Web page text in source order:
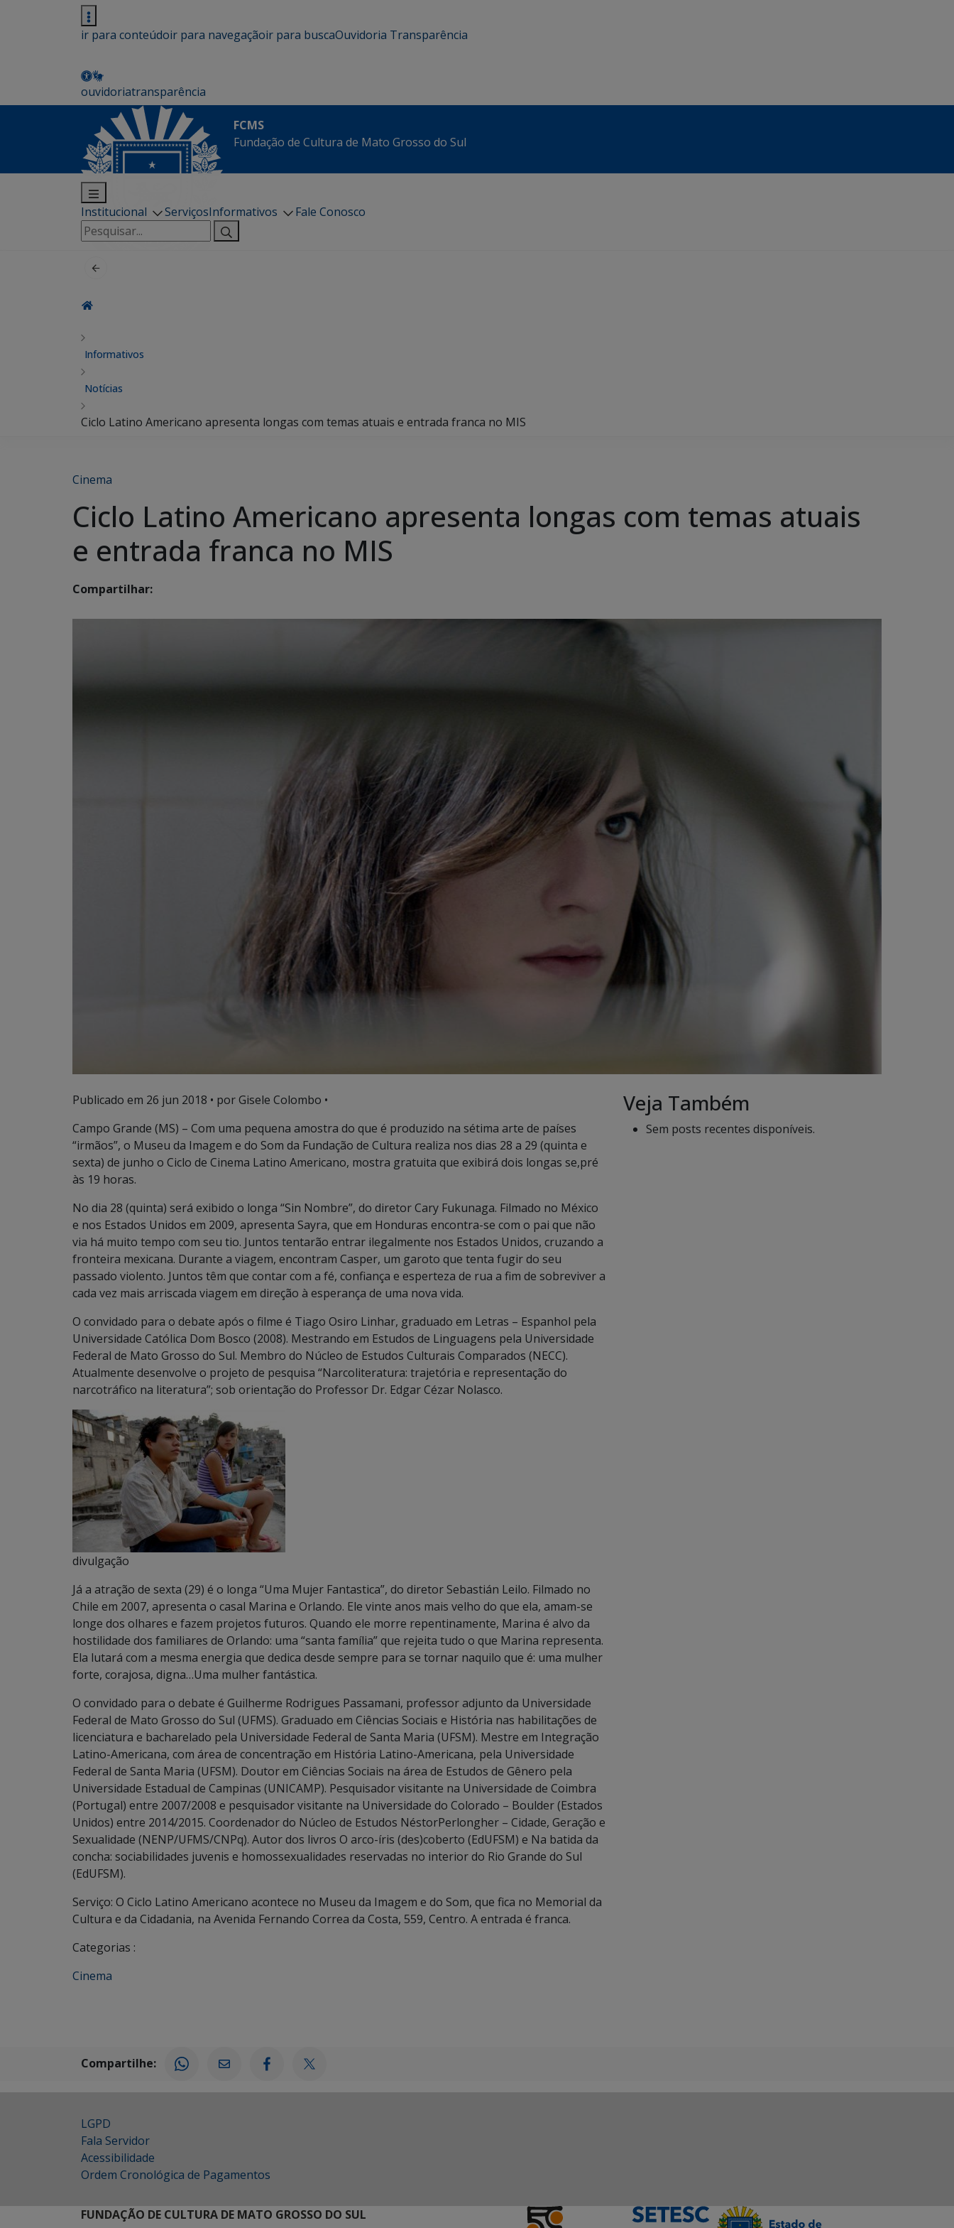
ir para conteúdoir para navegaçãoir para buscaOuvidoria Transparência
ouvidoriatransparência
FCMS
Fundação de Cultura de Mato Grosso do Sul
Institucional ServiçosInformativos
Fale Conosco
Pesquisar
por:
Informativos
Notícias
Ciclo Latino Americano apresenta longas com temas atuais e entrada franca no MIS
Cinema
Ciclo Latino Americano apresenta longas com temas atuais
e entrada franca no MIS
Compartilhar:
Publicado em 26 jun 2018 • por Gisele Colombo •
Campo Grande (MS) – Com uma pequena amostra do que é produzido na sétima arte de países
“irmãos”, o Museu da Imagem e do Som da Fundação de Cultura realiza nos dias 28 a 29 (quinta e
sexta) de junho o Ciclo de Cinema Latino Americano, mostra gratuita que exibirá dois longas se,pré
às 19 horas.
No dia 28 (quinta) será exibido o longa “Sin Nombre”, do diretor Cary Fukunaga. Filmado no México
e nos Estados Unidos em 2009, apresenta Sayra, que em Honduras encontra-se com o pai que não
via há muito tempo com seu tio. Juntos tentarão entrar ilegalmente nos Estados Unidos, cruzando a
fronteira mexicana. Durante a viagem, encontram Casper, um garoto que tenta fugir do seu
passado violento. Juntos têm que contar com a fé, confiança e esperteza de rua a fim de sobreviver a
cada vez mais arriscada viagem em direção à esperança de uma nova vida.
O convidado para o debate após o filme é Tiago Osiro Linhar, graduado em Letras – Espanhol pela
Universidade Católica Dom Bosco (2008). Mestrando em Estudos de Linguagens pela Universidade
Federal de Mato Grosso do Sul. Membro do Núcleo de Estudos Culturais Comparados (NECC).
Atualmente desenvolve o projeto de pesquisa “Narcoliteratura: trajetória e representação do
narcotráfico na literatura”; sob orientação do Professor Dr. Edgar Cézar Nolasco.
divulgação
Já a atração de sexta (29) é o longa “Uma Mujer Fantastica”, do diretor Sebastián Leilo. Filmado no
Chile em 2007, apresenta o casal Marina e Orlando. Ele vinte anos mais velho do que ela, amam-se
longe dos olhares e fazem projetos futuros. Quando ele morre repentinamente, Marina é alvo da
hostilidade dos familiares de Orlando: uma “santa família” que rejeita tudo o que Marina representa.
Ela lutará com a mesma energia que dedica desde sempre para se tornar naquilo que é: uma mulher
forte, corajosa, digna…Uma mulher fantástica.
O convidado para o debate é Guilherme Rodrigues Passamani, professor adjunto da Universidade
Federal de Mato Grosso do Sul (UFMS). Graduado em Ciências Sociais e História nas habilitações de
licenciatura e bacharelado pela Universidade Federal de Santa Maria (UFSM). Mestre em Integração
Latino-Americana, com área de concentração em História Latino-Americana, pela Universidade
Federal de Santa Maria (UFSM). Doutor em Ciências Sociais na área de Estudos de Gênero pela
Universidade Estadual de Campinas (UNICAMP). Pesquisador visitante na Universidade de Coimbra
(Portugal) entre 2007/2008 e pesquisador visitante na Universidade do Colorado – Boulder (Estados
Unidos) entre 2014/2015. Coordenador do Núcleo de Estudos NéstorPerlongher – Cidade, Geração e
Sexualidade (NENP/UFMS/CNPq). Autor dos livros O arco-íris (des)coberto (EdUFSM) e Na batida da
concha: sociabilidades juvenis e homossexualidades reservadas no interior do Rio Grande do Sul
(EdUFSM).
Serviço: O Ciclo Latino Americano acontece no Museu da Imagem e do Som, que fica no Memorial da
Cultura e da Cidadania, na Avenida Fernando Correa da Costa, 559, Centro. A entrada é franca.
Categorias :
Cinema
Veja Também
Sem posts recentes disponíveis.
Compartilhe:
LGPD
Fala Servidor
Acessibilidade
Ordem Cronológica de Pagamentos
FUNDAÇÃO DE CULTURA DE MATO GROSSO DO SUL